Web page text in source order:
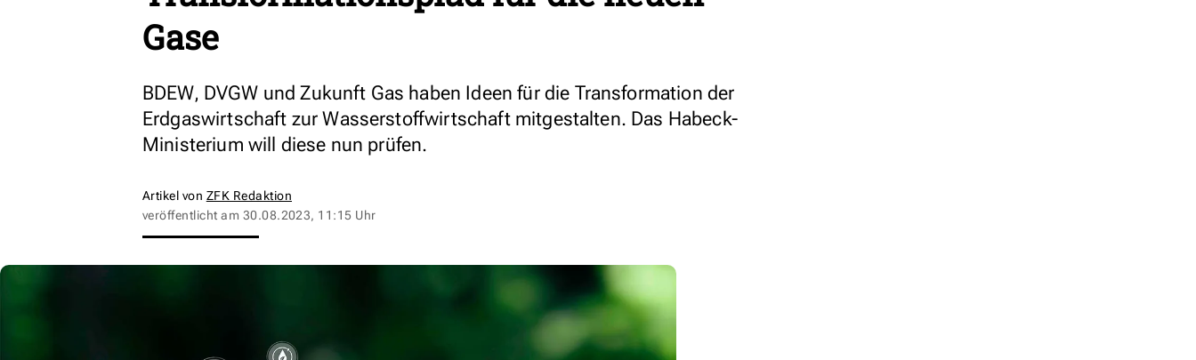
Gase
BDEW, DVGW und Zukunft Gas haben Ideen für die Transformation der
Erdgaswirtschaft zur Wasserstoffwirtschaft mitgestalten. Das Habeck-
Ministerium will diese nun prüfen.
Artikel von ZFK Redaktion
veröffentlicht am 30.08.2023, 11:15 Uhr